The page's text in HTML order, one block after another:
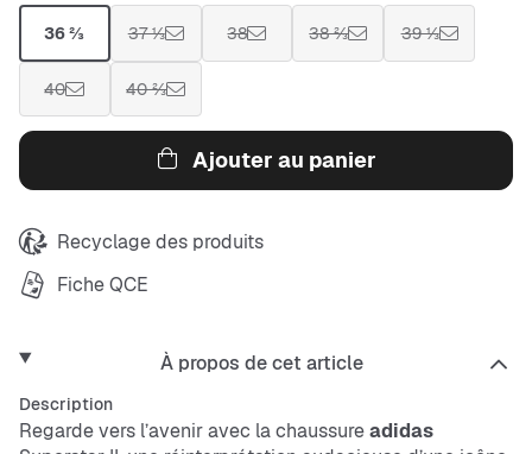
36 ⅔ 37 ⅓ 38 38 ⅔ 39 ⅓
40 40 ⅔
Ajouter au panier
Recyclage des produits
Fiche QCE
À propos de cet article
Description
Regarde vers l’avenir avec la chaussureadidas